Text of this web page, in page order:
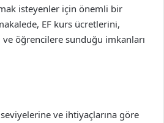
isteyenler için önemli bir
EF kurs ücretlerini,
öğrencilere sunduğu imkanları
ve ihtiyaçlarına göre